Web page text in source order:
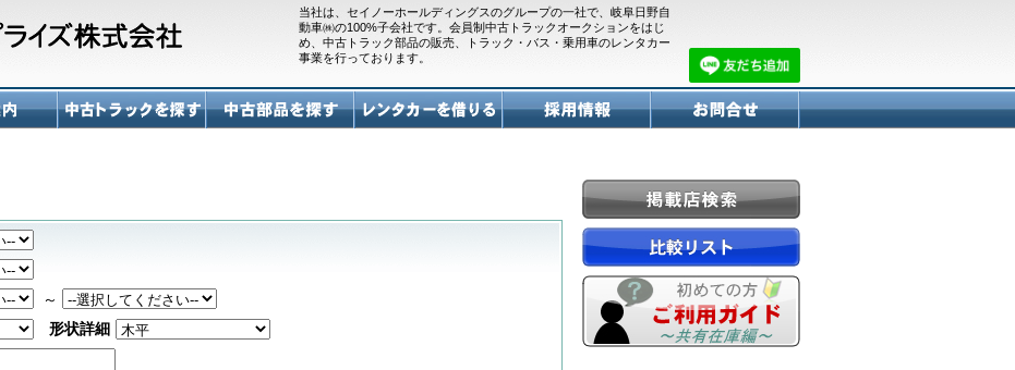
当社は、セイノーホールディングスのグループの一社で、岐阜日野自
動車㈱の100%子会社です。会員制中古トラックオークションをはじ
め、中古トラック部品の販売、トラック・バス・乗用車のレンタカー
事業を行っております。
～
形状詳細